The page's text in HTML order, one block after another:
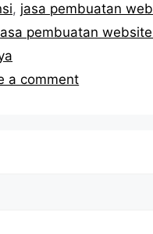
, jasa pembuatan
pembuatan
a comment